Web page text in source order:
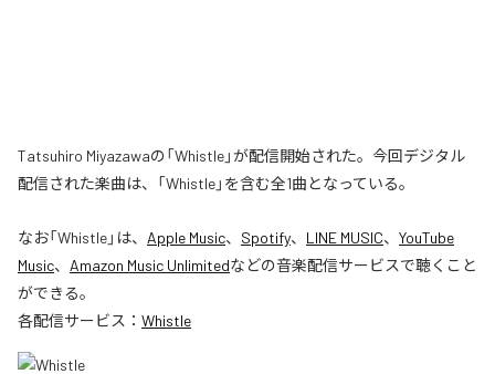
Tatsuhiro Miyazawaの「Whistle」が配信開始された。今回デジタル
配信された楽曲は、「Whistle」を含む全1曲となっている。
なお「Whistle」は、 Apple Music、 Spotify、 LINE MUSIC、 YouTube
Music、 Amazon Music Unlimitedなどの音楽配信サービスで聴くこと
ができる。
各配信サービス： Whistle